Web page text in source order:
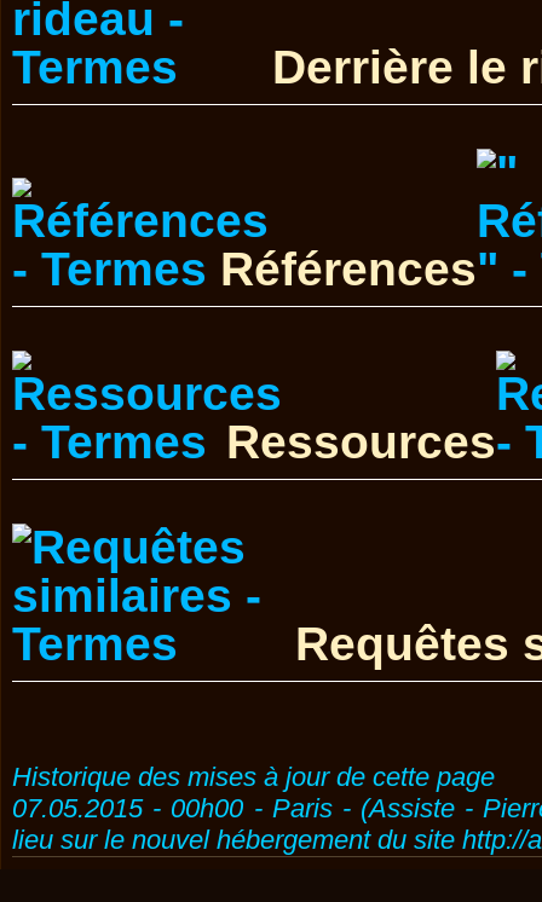
Derrière le
Références
Ressources
Requêtes
Historique des mises à jour de cette page
07.05.2015 - 00h00 - Paris - (Assiste -
lieu sur le nouvel hébergement du site http://